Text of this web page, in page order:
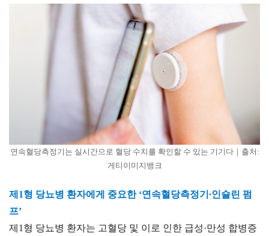
연속혈당측정기는 실시간으로 혈당 수치를 확인할 수 있는 기기다｜출처:
게티이미지뱅크
제1형 당뇨병 환자에게 중요한 ‘연속혈당측정기∙인슐린 펌
프’
제1형 당뇨병 환자는 고혈당 및 이로 인한 급성·만성 합병증